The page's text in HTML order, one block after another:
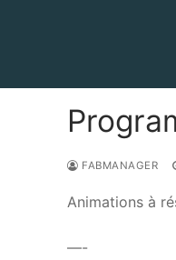
FABMANAGER
Animations à
—-